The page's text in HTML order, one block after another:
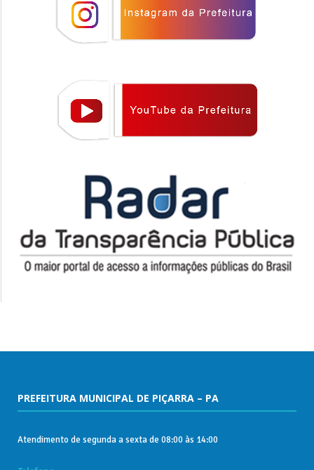
PREFEITURA MUNICIPAL DE PIÇARRA – PA
Atendimento de segunda a sexta de 08:00 às 14:00